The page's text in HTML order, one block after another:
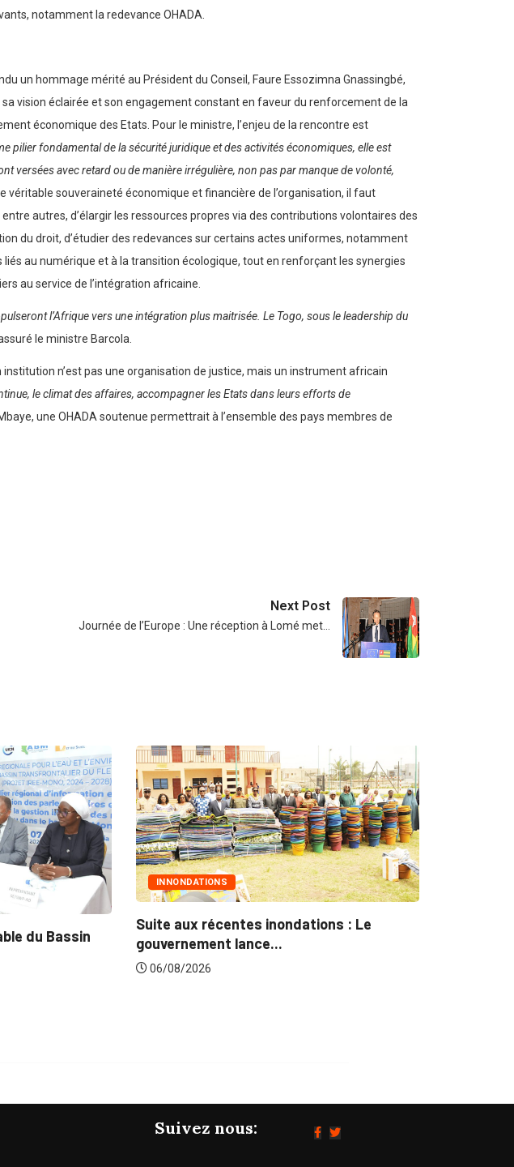
notamment la redevance OHADA.
un hommage mérité au Président du Conseil, Faure Essozimna Gnassingbé,
vision éclairée et son engagement constant en faveur du renforcement de la
économique des Etats. Pour le ministre, l’enjeu de la rencontre est
pilier fondamental de la sécurité juridique et des activités économiques, elle est
versées avec retard ou de manière irrégulière, non pas par manque de volonté,
véritable souveraineté économique et financière de l’organisation, il faut
autres, d’élargir les ressources propres via des contributions volontaires des
du droit, d’étudier des redevances sur certains actes uniformes, notamment
au numérique et à la transition écologique, tout en renforçant les synergies
au service de l’intégration africaine.
l’Afrique vers une intégration plus maitrisée. Le Togo, sous le leadership du
le ministre Barcola.
n’est pas une organisation de justice, mais un instrument africain
le climat des affaires, accompagner les Etats dans leurs efforts de
Mbaye, une OHADA soutenue permettrait à l’ensemble des pays membres de
Next Post
Journée de l’Europe : Une réception à Lomé met…
MARCHÉS PUBLICS
Marchés publics : L’ARCOP en croisade
pour plus...
Suivez nous: